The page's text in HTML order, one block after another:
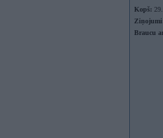
Kopš:
Ziņojumi:
Braucu